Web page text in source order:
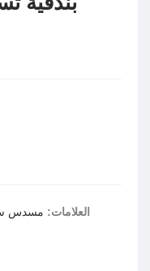
العلامات: مسدس